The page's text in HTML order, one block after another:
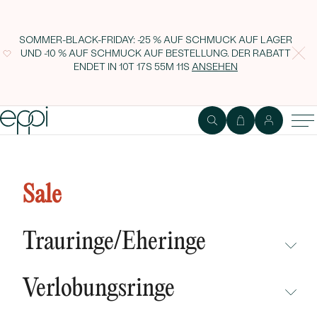
SOMMER-BLACK-FRIDAY: -25 % AUF SCHMUCK AUF LAGER
UND -10 % AUF SCHMUCK AUF BESTELLUNG. DER RABATT
ENDET IN 10T 17S 55M 10S ANSEHEN
Sale
Trauringe/Eheringe
NEUHEITEN
Verlobungsringe
Perlen Liber